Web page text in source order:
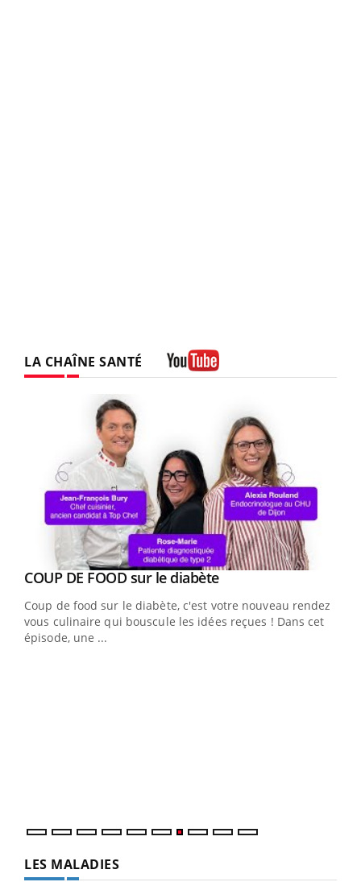
LA CHAÎNE SANTÉ
Youtube
COUP DE FOOD sur le diabèteYoutube
Coup de food sur le diabète, c'est votre nouveau rendez-
vous culinaire qui bouscule les idées reçues ! Dans cet
épisode, une ...
LES MALADIES